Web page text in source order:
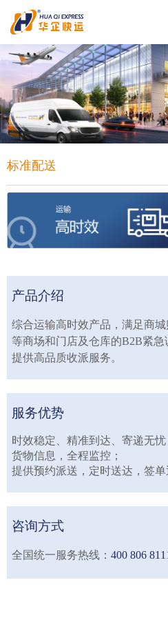
标准配送
产品介绍
综合运输高时效产品，满足商
等商场和门店及仓库的B2B紧
提供高品质收派服务。
服务优势
时效稳定、精准到达、寄递无忧
货物信息，全程监控；
提供预约派送，定时送达，签单
咨询方式
全国统一服务热线： 400 806